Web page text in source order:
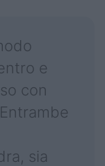
e
con
sia